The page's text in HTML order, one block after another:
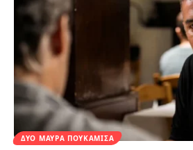
ΔΥΟ ΜΑΎΡΑ ΠΟΥΚΆΜΙΣΑ